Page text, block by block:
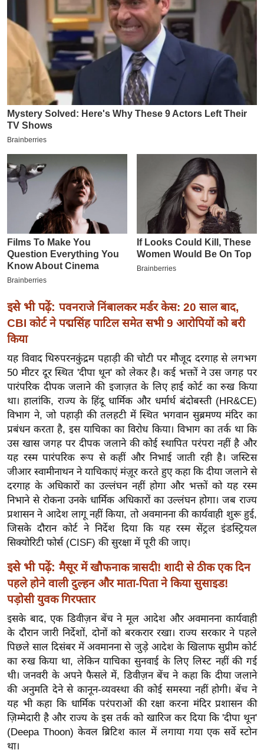
6
क्रा
-
पे
प
र
मि
सा
बे
मि
सा
ल
श
ख्सि
य
त
यं
ग
इं
डि
या
सा
हि
त्य
ज
ग
त
ऑ
व
र्ल्ड
न्यू
ज
ब्री
फ
म
नो
रं
ज
न
ज
इसे भी पढ़ें: पवनराजे निंबालकर मर्डर केस: 20 साल बाद,
CBI कोर्ट ने पद्मसिंह पाटिल समेत सभी 9 आरोपियों को बरी
किया
यह विवाद थिरुपरनकुंद्रम पहाड़ी की चोटी पर मौजूद दरगाह से लगभग
50 मीटर दूर स्थित 'दीपा थून' को लेकर है। कई भक्तों ने उस जगह पर
पारंपरिक दीपक जलाने की इजाज़त के लिए हाई कोर्ट का रुख किया
था। हालांकि, राज्य के हिंदू धार्मिक और धर्मार्थ बंदोबस्ती (HR&CE)
विभाग ने, जो पहाड़ी की तलहटी में स्थित भगवान सुब्रमण्य मंदिर का
प्रबंधन करता है, इस याचिका का विरोध किया। विभाग का तर्क था कि
उस खास जगह पर दीपक जलाने की कोई स्थापित परंपरा नहीं है और
यह रस्म पारंपरिक रूप से कहीं और निभाई जाती रही है। जस्टिस
जीआर स्वामीनाथन ने याचिकाएं मंज़ूर करते हुए कहा कि दीया जलाने से
दरगाह के अधिकारों का उल्लंघन नहीं होगा और भक्तों को यह रस्म
निभाने से रोकना उनके धार्मिक अधिकारों का उल्लंघन होगा। जब राज्य
प्रशासन ने आदेश लागू नहीं किया, तो अवमानना ​​की कार्यवाही शुरू हुई,
जिसके दौरान कोर्ट ने निर्देश दिया कि यह रस्म सेंट्रल इंडस्ट्रियल
सिक्योरिटी फोर्स (CISF) की सुरक्षा में पूरी की जाए।
इसे भी पढ़ें: मैसूर में खौफनाक त्रासदी! शादी से ठीक एक दिन
पहले होने वाली दुल्हन और माता-पिता ने किया सुसाइड!
पड़ोसी युवक गिरफ्तार
इसके बाद, एक डिवीज़न बेंच ने मूल आदेश और अवमानना ​​कार्यवाही
के दौरान जारी निर्देशों, दोनों को बरकरार रखा। राज्य सरकार ने पहले
पिछले साल दिसंबर में अवमानना ​​से जुड़े आदेश के खिलाफ सुप्रीम कोर्ट
का रुख किया था, लेकिन याचिका सुनवाई के लिए लिस्ट नहीं की गई
थी। जनवरी के अपने फैसले में, डिवीज़न बेंच ने कहा कि दीया जलाने
की अनुमति देने से कानून-व्यवस्था की कोई समस्या नहीं होगी। बेंच ने
यह भी कहा कि धार्मिक परंपराओं की रक्षा करना मंदिर प्रशासन की
ज़िम्मेदारी है और राज्य के इस तर्क को खारिज कर दिया कि 'दीपा थून'
(Deepa Thoon) केवल ब्रिटिश काल में लगाया गया एक सर्वे स्टोन
था।